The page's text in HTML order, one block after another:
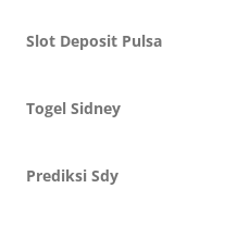
Slot Deposit Pulsa
Togel Sidney
Prediksi Sdy